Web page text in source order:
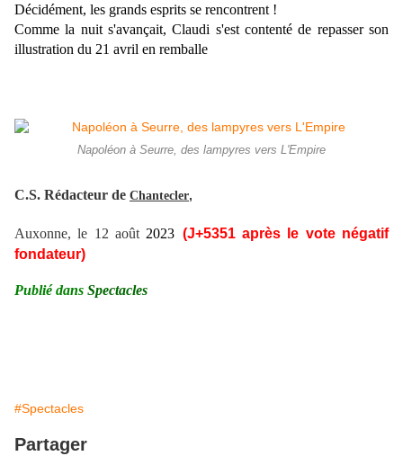
Décidément, les grands esprits se rencontrent !
Comme la nuit s'avançait, Claudi s'est contenté de repasser son
illustration du 21 avril en remballe
Napoléon à Seurre, des lampyres vers L'Empire
C.S. Rédacteur de Chantecler,
Auxonne, le 12 août 2023 (J+5351après le vote négatif
fondateur)
Publié dans Spectacles
#Spectacles
Partager